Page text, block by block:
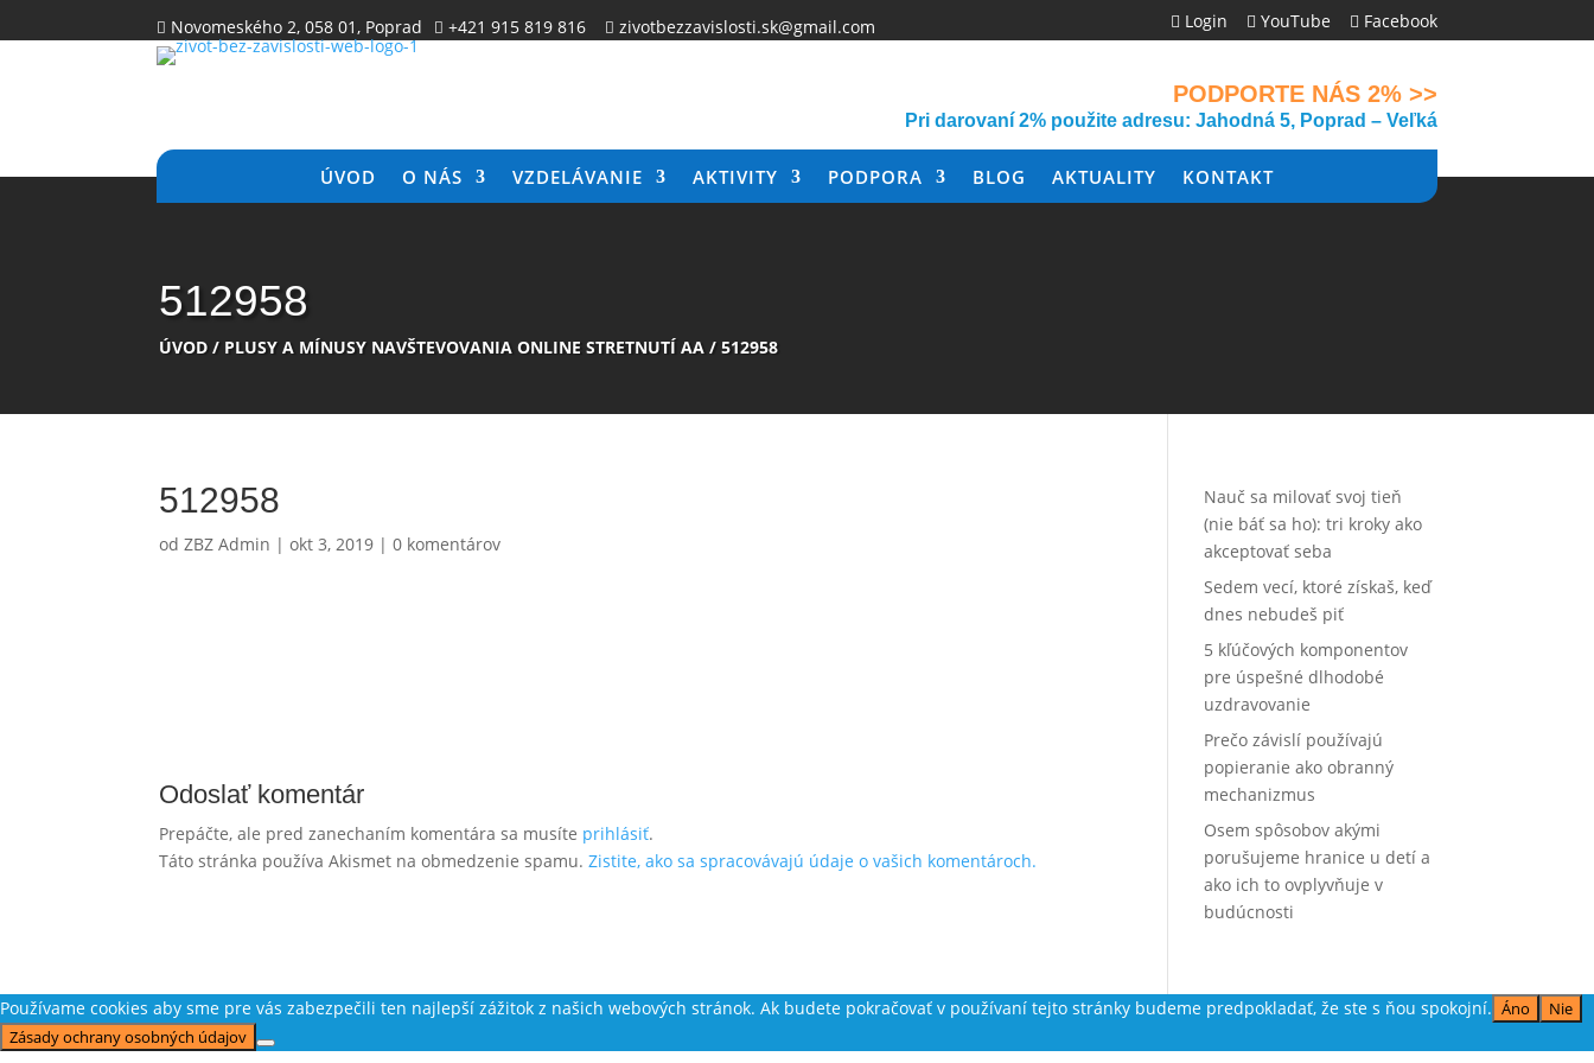
 Novomeského 2, 058 01, Poprad  +421 915 819 816  zivotbezzavislosti.sk@gmail.com  Login  YouTube  Facebook
PODPORTE NÁS 2% >>
Pri darovaní 2% použite adresu: Jahodná 5, Poprad – Veľká
ÚVOD O NÁS VZDELÁVANIE AKTIVITY PODPORA BLOG AKTUALITY KONTAKT
512958
ÚVOD / PLUSY A MÍNUSY NAVŠTEVOVANIA ONLINE STRETNUTÍ AA /512958
512958
odZBZ Admin |okt 3, 2019 |0 komentárov
Odoslať komentár
Prepáčte, ale pred zanechaním komentára sa musíte prihlásiť.
Táto stránka používa Akismet na obmedzenie spamu.Zistite, ako sa spracovávajú údaje o vašich komentároch.
Nauč sa milovať svoj tieň
(nie báť sa ho): tri kroky ako
akceptovať seba
Sedem vecí, ktoré získaš, keď
dnes nebudeš piť
5 kľúčových komponentov
pre úspešné dlhodobé
uzdravovanie
Prečo závislí používajú
popieranie ako obranný
mechanizmus
Osem spôsobov akými
porušujeme hranice u detí a
ako ich to ovplyvňuje v
budúcnosti
Používame cookies aby sme pre vás zabezpečili ten najlepší zážitok z našich webových stránok. Ak budete pokračovať v používaní tejto stránky budeme predpokladať, že ste s ňou spokojní. Áno
Nie
Zásady ochrany osobných údajov